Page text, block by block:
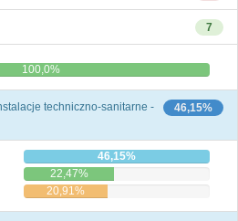
7
100,0%
46,15%
techniczno-sanitarne -
46,15%
22,47%
20,91%